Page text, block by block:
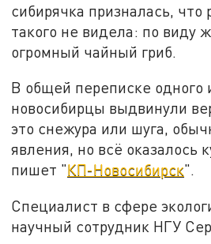
сибирячка призналась, что
такого не видела: по виду
огромный чайный гриб.
В общей переписке одного
новосибирцы выдвинули
это снежура или шуга,
явления, но всё оказалось
пишет "КП-Новосибирск".
Специалист в сфере
научный сотрудник НГУ